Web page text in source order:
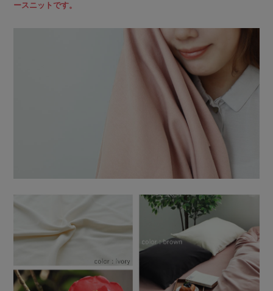
ースニットです。